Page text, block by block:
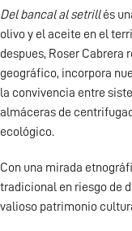
Del bancal al setrillés
olivo y el aceite en el
despues, Roser
geográfico, incorpora
la convivencia entre
almáceras de
ecológico.
Con una mirada
tradicional en riesgo de
valioso patrimonio